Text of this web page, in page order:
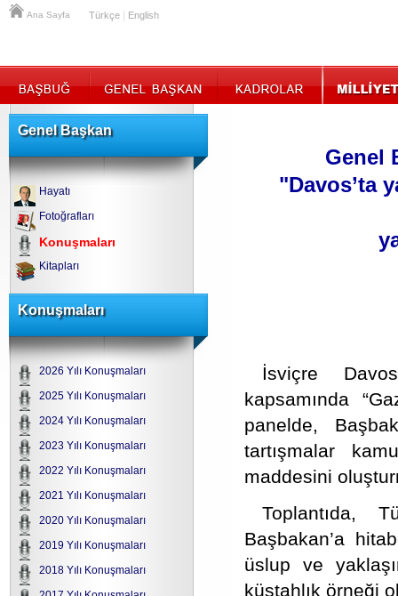
Ana Sayfa Türkçe English
Genel Başkan
Hayatı
Fotoğrafları
Konuşmaları
Kitapları
Konuşmaları
2026 Yılı Konuşmaları
2025 Yılı Konuşmaları
2024 Yılı Konuşmaları
2023 Yılı Konuşmaları
2022 Yılı Konuşmaları
2021 Yılı Konuşmaları
2020 Yılı Konuşmaları
2019 Yılı Konuşmaları
2018 Yılı Konuşmaları
Genel
"Davos’ta
İsviçre
kapsamında
panelde,
tartışmalar
maddesini
Toplantıda,
Başbakan’a
üslup ve
küstahlık örneği